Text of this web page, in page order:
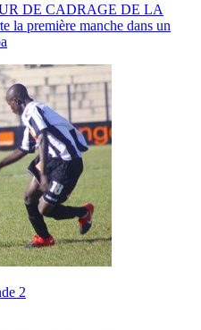
DE CADRAGE DE LA
la première manche dans un
2